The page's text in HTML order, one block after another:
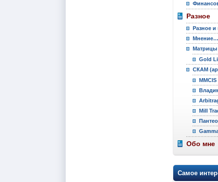
Разное
Разное и
Мнение…
Матрицы
Gold
СКАМ
Mill
Обо мне
Самое